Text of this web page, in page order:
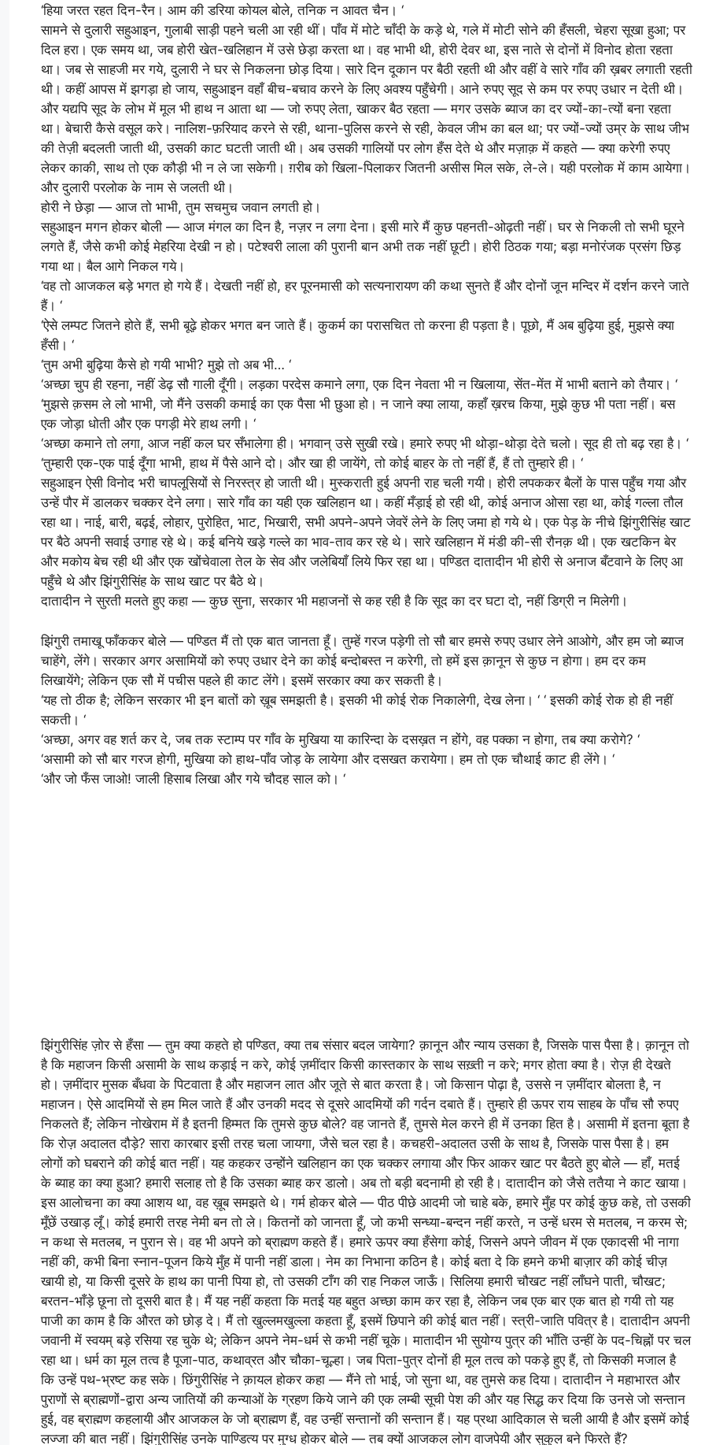
‘हिया जरत रहत दिन-रैन। आम की डरिया कोयल बोले, तनिक न आवत चैन। ‘
सामने से दुलारी सहुआइन, गुलाबी साड़ी पहने चली आ रही थीं। पाँव में मोटे चाँदी के कड़े थे, गले में मोटी सोने की हँसली, चेहरा सूखा हुआ; पर
दिल हरा। एक समय था, जब होरी खेत-खलिहान में उसे छेड़ा करता था। वह भाभी थी, होरी देवर था, इस नाते से दोनों में विनोद होता रहता
था। जब से साहजी मर गये, दुलारी ने घर से निकलना छोड़ दिया। सारे दिन दूकान पर बैठी रहती थी और वहीं वे सारे गाँव की ख़बर लगाती रहती
थी। कहीं आपस में झगड़ा हो जाय, सहुआइन वहाँ बीच-बचाव करने के लिए अवश्य पहुँचेगी। आने रुपए सूद से कम पर रुपए उधार न देती थी।
और यद्यपि सूद के लोभ में मूल भी हाथ न आता था — जो रुपए लेता, खाकर बैठ रहता — मगर उसके ब्याज का दर ज्यों-का-त्यों बना रहता
था। बेचारी कैसे वसूल करे। नालिश-फ़रियाद करने से रही, थाना-पुलिस करने से रही, केवल जीभ का बल था; पर ज्यों-ज्यों उम्र के साथ जीभ
की तेज़ी बदलती जाती थी, उसकी काट घटती जाती थी। अब उसकी गालियों पर लोग हँस देते थे और मज़ाक़ में कहते — क्या करेगी रुपए
लेकर काकी, साथ तो एक कौड़ी भी न ले जा सकेगी। ग़रीब को खिला-पिलाकर जितनी असीस मिल सके, ले-ले। यही परलोक में काम आयेगा।
और दुलारी परलोक के नाम से जलती थी।
होरी ने छेड़ा — आज तो भाभी, तुम सचमुच जवान लगती हो।
सहुआइन मगन होकर बोली — आज मंगल का दिन है, नज़र न लगा देना। इसी मारे मैं कुछ पहनती-ओढ़ती नहीं। घर से निकली तो सभी घूरने
लगते हैं, जैसे कभी कोई मेहरिया देखी न हो। पटेश्वरी लाला की पुरानी बान अभी तक नहीं छूटी। होरी ठिठक गया; बड़ा मनोरंजक प्रसंग छिड़
गया था। बैल आगे निकल गये।
‘वह तो आजकल बड़े भगत हो गये हैं। देखती नहीं हो, हर पूरनमासी को सत्यनारायण की कथा सुनते हैं और दोनों जून मन्दिर में दर्शन करने जाते
हैं। ‘
‘ऐसे लम्पट जितने होते हैं, सभी बूढ़े होकर भगत बन जाते हैं। कुकर्म का परासचित तो करना ही पड़ता है। पूछो, मैं अब बुढ़िया हुई, मुझसे क्या
हँसी। ‘
‘तुम अभी बुढ़िया कैसे हो गयी भाभी? मुझे तो अब भी… ‘
‘अच्छा चुप ही रहना, नहीं डेढ़ सौ गाली दूँगी। लड़का परदेस कमाने लगा, एक दिन नेवता भी न खिलाया, सेंत-मेंत में भाभी बताने को तैयार। ‘
‘मुझसे क़सम ले लो भाभी, जो मैंने उसकी कमाई का एक पैसा भी छुआ हो। न जाने क्या लाया, कहाँ ख़रच किया, मुझे कुछ भी पता नहीं। बस
एक जोड़ा धोती और एक पगड़ी मेरे हाथ लगी। ‘
‘अच्छा कमाने तो लगा, आज नहीं कल घर सँभालेगा ही। भगवान् उसे सुखी रखे। हमारे रुपए भी थोड़ा-थोड़ा देते चलो। सूद ही तो बढ़ रहा है। ‘
‘तुम्हारी एक-एक पाई दूँगा भाभी, हाथ में पैसे आने दो। और खा ही जायेंगे, तो कोई बाहर के तो नहीं हैं, हैं तो तुम्हारे ही। ‘
सहुआइन ऐसी विनोद भरी चापलूसियों से निरस्त्र हो जाती थी। मुस्कराती हुई अपनी राह चली गयी। होरी लपककर बैलों के पास पहुँच गया और
उन्हें पौर में डालकर चक्कर देने लगा। सारे गाँव का यही एक खलिहान था। कहीं मँड़ाई हो रही थी, कोई अनाज ओसा रहा था, कोई गल्ला तौल
रहा था। नाई, बारी, बढ़ई, लोहार, पुरोहित, भाट, भिखारी, सभी अपने-अपने जेवरें लेने के लिए जमा हो गये थे। एक पेड़ के नीचे झिंगुरीसिंह खाट
पर बैठे अपनी सवाई उगाह रहे थे। कई बनिये खड़े गल्ले का भाव-ताव कर रहे थे। सारे खलिहान में मंडी की-सी रौनक़ थी। एक खटकिन बेर
और मकोय बेच रही थी और एक खोंचेवाला तेल के सेव और जलेबियाँ लिये फिर रहा था। पण्डित दातादीन भी होरी से अनाज बँटवाने के लिए आ
पहुँचे थे और झिंगुरीसिंह के साथ खाट पर बैठे थे।
दातादीन ने सुरती मलते हुए कहा — कुछ सुना, सरकार भी महाजनों से कह रही है कि सूद का दर घटा दो, नहीं डिग्री न मिलेगी।
झिंगुरी तमाखू फाँककर बोले — पण्डित मैं तो एक बात जानता हूँ। तुम्हें गरज पड़ेगी तो सौ बार हमसे रुपए उधार लेने आओगे, और हम जो ब्याज
चाहेंगे, लेंगे। सरकार अगर असामियों को रुपए उधार देने का कोई बन्दोबस्त न करेगी, तो हमें इस क़ानून से कुछ न होगा। हम दर कम
लिखायेंगे; लेकिन एक सौ में पचीस पहले ही काट लेंगे। इसमें सरकार क्या कर सकती है।
‘यह तो ठीक है; लेकिन सरकार भी इन बातों को ख़ूब समझती है। इसकी भी कोई रोक निकालेगी, देख लेना। ‘ ‘ इसकी कोई रोक हो ही नहीं
सकती। ‘
‘अच्छा, अगर वह शर्त कर दे, जब तक स्टाम्प पर गाँव के मुखिया या कारिन्दा के दसख़त न होंगे, वह पक्का न होगा, तब क्या करोगे? ‘
‘असामी को सौ बार गरज होगी, मुखिया को हाथ-पाँव जोड़ के लायेगा और दसखत करायेगा। हम तो एक चौथाई काट ही लेंगे। ‘
‘और जो फँस जाओ! जाली हिसाब लिखा और गये चौदह साल को। ‘
झिंगुरीसिंह ज़ोर से हँसा — तुम क्या कहते हो पण्डित, क्या तब संसार बदल जायेगा? क़ानून और न्याय उसका है, जिसके पास पैसा है। क़ानून तो
है कि महाजन किसी असामी के साथ कड़ाई न करे, कोई ज़मींदार किसी कास्तकार के साथ सख़्ती न करे; मगर होता क्या है। रोज़ ही देखते
हो। ज़मींदार मुसक बँधवा के पिटवाता है और महाजन लात और जूते से बात करता है। जो किसान पोढ़ा है, उससे न ज़मींदार बोलता है, न
महाजन। ऐसे आदमियों से हम मिल जाते हैं और उनकी मदद से दूसरे आदमियों की गर्दन दबाते हैं। तुम्हारे ही ऊपर राय साहब के पाँच सौ रुपए
निकलते हैं; लेकिन नोखेराम में है इतनी हिम्मत कि तुमसे कुछ बोले? वह जानते हैं, तुमसे मेल करने ही में उनका हित है। असामी में इतना बूता है
कि रोज़ अदालत दौड़े? सारा कारबार इसी तरह चला जायगा, जैसे चल रहा है। कचहरी-अदालत उसी के साथ है, जिसके पास पैसा है। हम
लोगों को घबराने की कोई बात नहीं। यह कहकर उन्होंने खलिहान का एक चक्कर लगाया और फिर आकर खाट पर बैठते हुए बोले — हाँ, मतई
के ब्याह का क्या हुआ? हमारी सलाह तो है कि उसका ब्याह कर डालो। अब तो बड़ी बदनामी हो रही है। दातादीन को जैसे ततैया ने काट खाया।
इस आलोचना का क्या आशय था, वह ख़ूब समझते थे। गर्म होकर बोले — पीठ पीछे आदमी जो चाहे बके, हमारे मुँह पर कोई कुछ कहे, तो उसकी
मूँछें उखाड़ लूँ। कोई हमारी तरह नेमी बन तो ले। कितनों को जानता हूँ, जो कभी सन्ध्या-बन्दन नहीं करते, न उन्हें धरम से मतलब, न करम से;
न कथा से मतलब, न पुरान से। वह भी अपने को ब्राह्मण कहते हैं। हमारे ऊपर क्या हँसेगा कोई, जिसने अपने जीवन में एक एकादसी भी नागा
नहीं की, कभी बिना स्नान-पूजन किये मुँह में पानी नहीं डाला। नेम का निभाना कठिन है। कोई बता दे कि हमने कभी बाज़ार की कोई चीज़
खायी हो, या किसी दूसरे के हाथ का पानी पिया हो, तो उसकी टाँग की राह निकल जाऊँ। सिलिया हमारी चौखट नहीं लाँघने पाती, चौखट;
बरतन-भाँड़े छूना तो दूसरी बात है। मैं यह नहीं कहता कि मतई यह बहुत अच्छा काम कर रहा है, लेकिन जब एक बार एक बात हो गयी तो यह
पाजी का काम है कि औरत को छोड़ दे। मैं तो खुल्लमखुल्ला कहता हूँ, इसमें छिपाने की कोई बात नहीं। स्त्री-जाति पवित्र है। दातादीन अपनी
जवानी में स्वयम् बड़े रसिया रह चुके थे; लेकिन अपने नेम-धर्म से कभी नहीं चूके। मातादीन भी सुयोग्य पुत्र की भाँति उन्हीं के पद-चिह्नों पर चल
रहा था। धर्म का मूल तत्व है पूजा-पाठ, कथाव्रत और चौका-चूल्हा। जब पिता-पुत्र दोनों ही मूल तत्व को पकड़े हुए हैं, तो किसकी मजाल है
कि उन्हें पथ-भ्रष्ट कह सके। छिंगुरीसिंह ने क़ायल होकर कहा — मैंने तो भाई, जो सुना था, वह तुमसे कह दिया। दातादीन ने महाभारत और
पुराणों से ब्राह्मणों-द्वारा अन्य जातियों की कन्याओं के ग्रहण किये जाने की एक लम्बी सूची पेश की और यह सिद्ध कर दिया कि उनसे जो सन्तान
हुई, वह ब्राह्मण कहलायी और आजकल के जो ब्राह्मण हैं, वह उन्हीं सन्तानों की सन्तान हैं। यह प्रथा आदिकाल से चली आयी है और इसमें कोई
लज्जा की बात नहीं। झिंगुरीसिंह उनके पाण्डित्य पर मुग्ध होकर बोले — तब क्यों आजकल लोग वाजपेयी और सुकुल बने फिरते हैं?